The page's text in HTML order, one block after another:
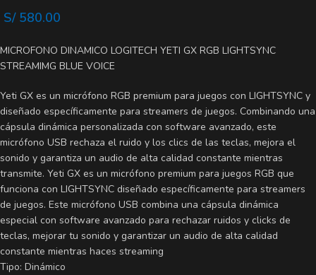
S/580.00
MICROFONO DINAMICO LOGITECH YETI GX RGB LIGHTSYNC
STREAMIMG BLUE VOICE
Yeti GX es un micrófono RGB premium para juegos con LIGHTSYNC y
diseñado específicamente para streamers de juegos. Combinando una
cápsula dinámica personalizada con software avanzado, este
micrófono USB rechaza el ruido y los clics de las teclas, mejora el
sonido y garantiza un audio de alta calidad constante mientras
transmite. Yeti GX es un micrófono premium para juegos RGB que
funciona con LIGHTSYNC diseñado específicamente para streamers
de juegos. Este micrófono USB combina una cápsula dinámica
especial con software avanzado para rechazar ruidos y clicks de
teclas, mejorar tu sonido y garantizar un audio de alta calidad
constante mientras haces streaming
Tipo: Dinámico